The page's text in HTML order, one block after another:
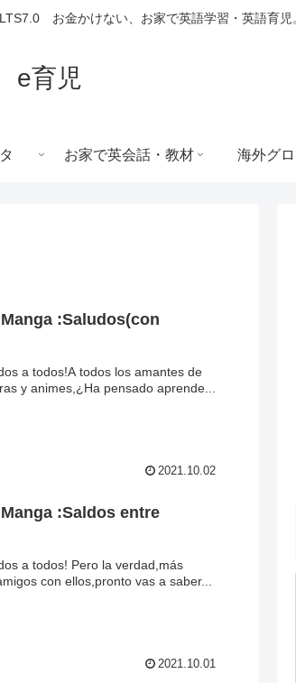
お金かけない、お家で英語学習・英語育児
e育児
お家で英会話・教材 海外グ
:Saludos(con
a todos!A todos los amantes de
y animes,¿Ha pensado aprende...
2021.10.02
:Saldos entre
a todos! Pero la verdad,más
con ellos,pronto vas a saber...
2021.10.01